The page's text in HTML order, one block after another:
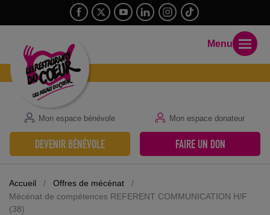
Mon espace bénévole Mon espace donateur
DEVENIR BÉNÉVOLE FAIRE UN DON
Menu
Accueil / Offres de mécénat
/
Mécénat de compétences REFERENT COMMUNICATION H/F
(38)